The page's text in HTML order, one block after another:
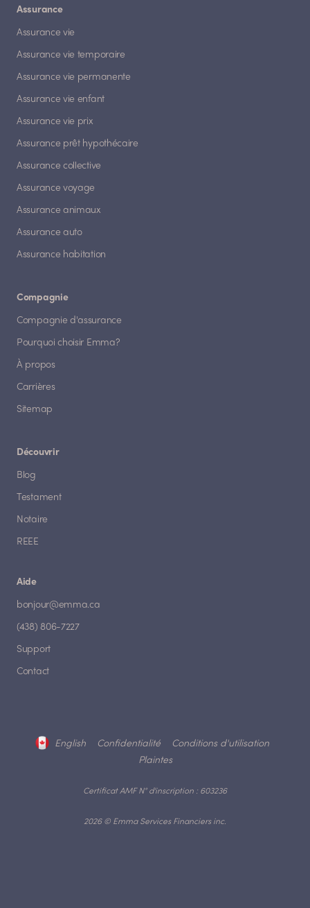
Assurance
Assurance vie
Assurance vie temporaire
Assurance vie permanente
Assurance vie enfant
Assurance vie prix
Assurance prêt hypothécaire
Assurance collective
Assurance voyage
Assurance animaux
Assurance auto
Assurance habitation
Compagnie
Compagnie d'assurance
Pourquoi choisir Emma?
À propos
Carrières
Sitemap
Découvrir
Blog
Testament
Notaire
REEE
Aide
bonjour@emma.ca
(438) 806-7227
Support
Contact
2026 © Emma Services Financiers inc.
Certificat AMF N° d'inscription : 603236
English Confidentialité
Conditions d'utilisation
Plaintes